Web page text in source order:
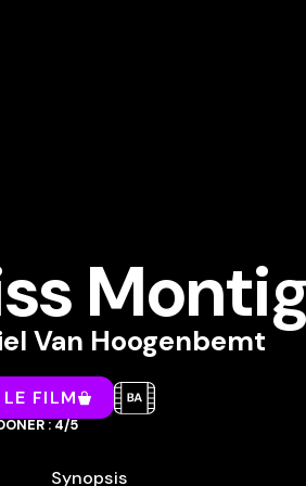
Van Hoogenbemt
FILM
: 4/5
Synopsis